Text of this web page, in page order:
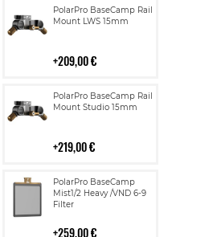
PolarPro BaseCamp Rail
Mount LWS 15mm
209,00 €
Lisää
ostoskoriin
PolarPro BaseCamp Rail
Mount Studio 15mm
219,00 €
Lisää
ostoskoriin
PolarPro BaseCamp
Mist1/2 Heavy /VND 6-9
Filter
259,00 €
Lisää
ostoskoriin